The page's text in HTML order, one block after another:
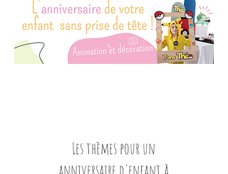
Les thèmes pour un
anniversaire d'enfant à